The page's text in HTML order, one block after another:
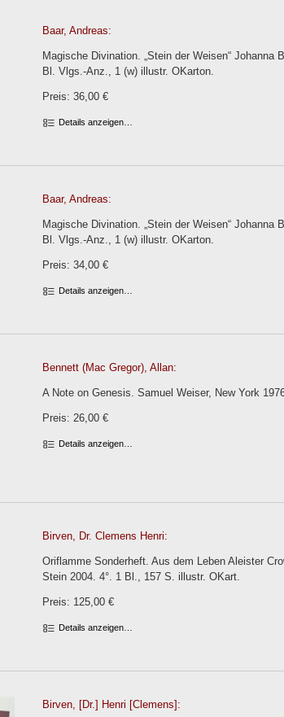
Baar, Andreas:
Magische Divination. „Stein der Weisen“
Bl. Vlgs.-Anz., 1 (w) illustr. OKarton.
Preis: 36,00 €
Details anzeigen…
Baar, Andreas:
Magische Divination. „Stein der Weisen“
Bl. Vlgs.-Anz., 1 (w) illustr. OKarton.
Preis: 34,00 €
Details anzeigen…
Bennett (Mac Gregor), Allan:
A Note on Genesis. Samuel Weiser, New York
Preis: 26,00 €
Details anzeigen…
Birven, Dr. Clemens Henri:
Oriflamme Sonderheft. Aus dem Leben Aleister
Stein 2004. 4°. 1 Bl., 157 S. illustr. OKart.
Preis: 125,00 €
Details anzeigen…
Birven, [Dr.] Henri [Clemens]: